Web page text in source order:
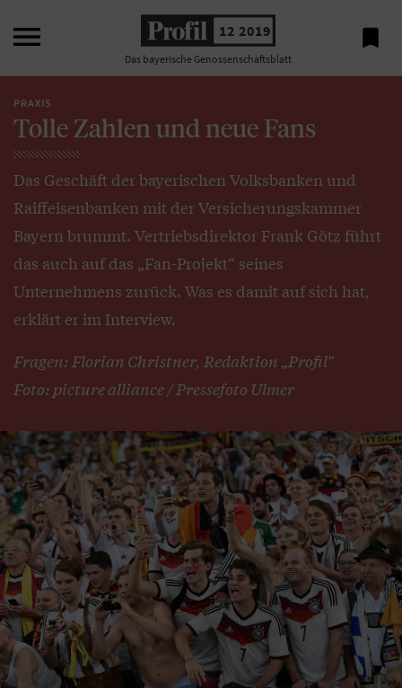
 12 2019
Das bayerische Genossenschaftsblatt

PRAXIS
Tolle Zahlen und neue Fans
Das Geschäft der bayerischen Volksbanken und
Raiffeisenbanken mit der Versicherungskammer
Bayern brummt. Vertriebsdirektor Frank Götz führt
das auch auf das „Fan-Projekt“ seines
Unternehmens zurück. Was es damit auf sich hat,
erklärt er im Interview.
Fragen: Florian Christner, Redaktion „Profil“
Foto: picture alliance / Pressefoto Ulmer